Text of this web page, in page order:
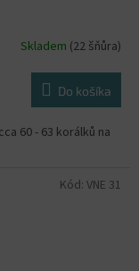
Skladem (22 šňůra)
Do košíka
60 - 63 korálků na
Kód: VNE 31